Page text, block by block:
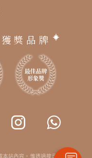
獎品牌
站內容。惟透過搜尋